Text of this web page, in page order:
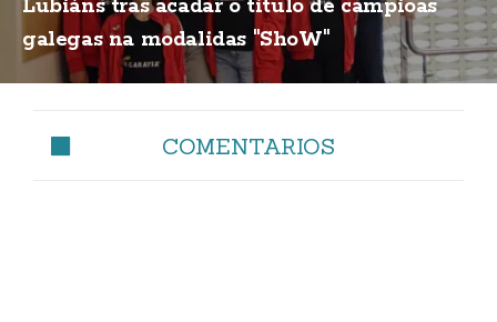
Lubiáns tras acadar o título de campioas
galegas na modalidas "ShoW"
COMENTARIOS